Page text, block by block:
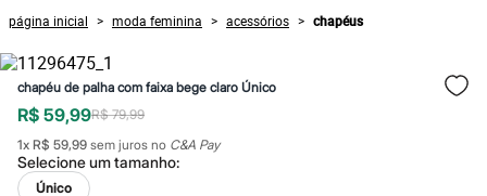
Masculino
Infantil
Calçados
Mindse7
Plus Size
Até 20% off
Até 40% off
Até 60% off
A partir de 60% off
Feminino
página inicial > moda feminina > acessórios > chapéus
chapéu de palha com faixa bege claro Único
R$ 59,99R$ 79,99
1x R$ 59,99 sem juros no C&A Pay
Selecione umtamanho:
Único